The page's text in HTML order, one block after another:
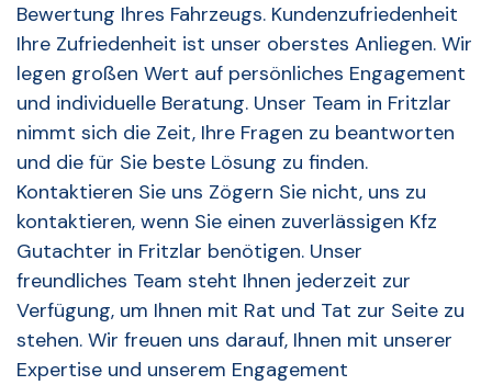
Bewertung Ihres Fahrzeugs. Kundenzufriedenheit
Ihre Zufriedenheit ist unser oberstes Anliegen. Wir
legen großen Wert auf persönliches Engagement
und individuelle Beratung. Unser Team in Fritzlar
nimmt sich die Zeit, Ihre Fragen zu beantworten
und die für Sie beste Lösung zu finden.
Kontaktieren Sie uns Zögern Sie nicht, uns zu
kontaktieren, wenn Sie einen zuverlässigen Kfz
Gutachter in Fritzlar benötigen. Unser
freundliches Team steht Ihnen jederzeit zur
Verfügung, um Ihnen mit Rat und Tat zur Seite zu
stehen. Wir freuen uns darauf, Ihnen mit unserer
Expertise und unserem Engagement